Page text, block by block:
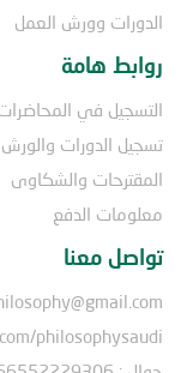
الدورات وورش العمل
روابط هامة
التسجيل في
تسجيل الدورات والورش
المقترحات والشكاوى
معلومات الدفع
تواصل معنا
philosophysaudi/